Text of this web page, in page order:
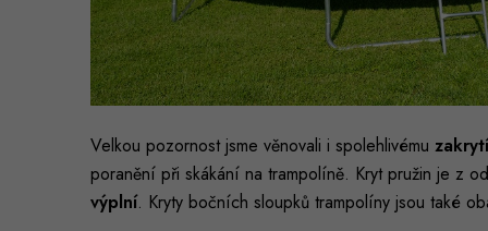
Velkou pozornost jsme věnovali i spolehlivému
poranění při skákání na trampolíně. Kryt pružin je z
výplní. Kryty bočních sloupků trampolíny jsou také